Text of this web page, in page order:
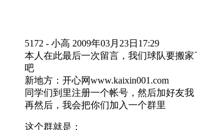
5172 - 小高 2009年03月23日17:29
本人在此最后一次留言，我们球队要搬
吧
新地方：开心网www.kaixin001.com
同学们到里注册一个帐号，然后加好友我
再然后，我会把你们加入一个群里
这个群就是：